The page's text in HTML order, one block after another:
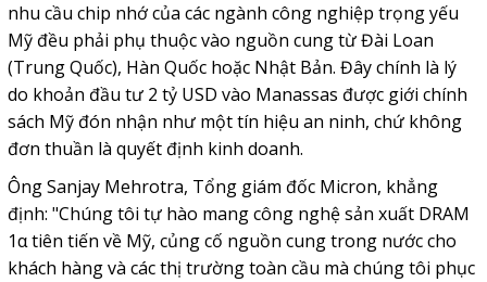
nhu cầu chip nhớ của các ngành công nghiệp trọng yếu
Mỹ đều phải phụ thuộc vào nguồn cung từ Đài Loan
(Trung Quốc), Hàn Quốc hoặc Nhật Bản. Đây chính là lý
do khoản đầu tư 2 tỷ USD vào Manassas được giới chính
sách Mỹ đón nhận như một tín hiệu an ninh, chứ không
đơn thuần là quyết định kinh doanh.
Ông Sanjay Mehrotra, Tổng giám đốc Micron, khẳng
định: "Chúng tôi tự hào mang công nghệ sản xuất DRAM
1α tiên tiến về Mỹ, củng cố nguồn cung trong nước cho
khách hàng và các thị trường toàn cầu mà chúng tôi phục